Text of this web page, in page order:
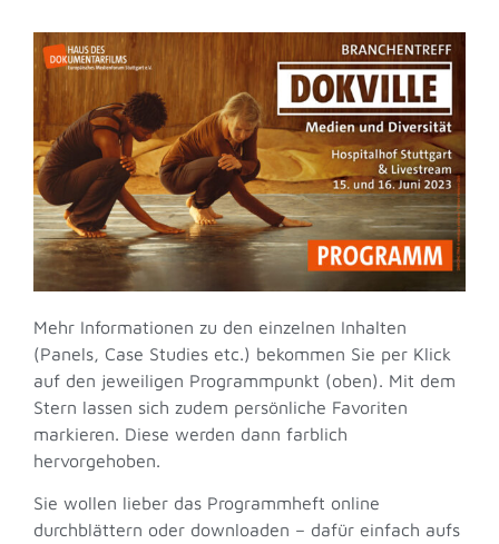
CEST
CEST
GESPRÄCH: Demokratie unter
Druck
Kaffeepause
12:15 - 12:45
ZWISCHENRUF: Prof. Dr. Kai
12:45 - 13:30
Mittagspause
Mehr Informationen zu den einzelnen Inhalten
(Panels, Case Studies etc.) bekommen Sie per Klick
auf den jeweiligen Programmpunkt (oben). Mit dem
Stern lassen sich zudem persönliche Favoriten
markieren. Diese werden dann farblich
hervorgehoben.
Sie wollen lieber das Programmheft online
durchblättern oder downloaden – dafür einfach aufs